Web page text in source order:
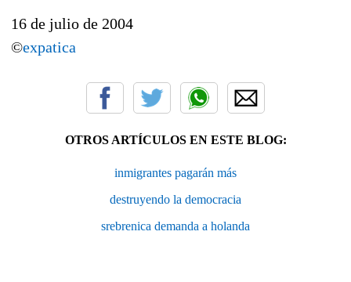
16 de julio de 2004
©expatica
OTROS ARTÍCULOS EN ESTE BLOG:
inmigrantes pagarán más
destruyendo la democracia
srebrenica demanda a holanda